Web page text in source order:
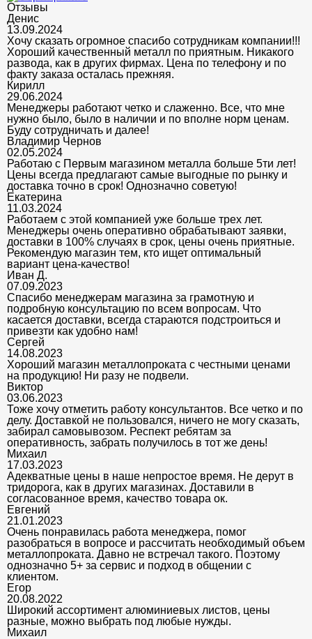
Отзывы
Денис
13.09.2024
Хочу сказать огромное спасибо сотрудникам компании!!!
Хороший качественный металл по приятным. Никакого
развода, как в других фирмах. Цена по телефону и по
факту заказа осталась прежняя.
Кирилл
29.06.2024
Менеджеры работают четко и слаженно. Все, что мне
нужно было, было в наличии и по вполне норм ценам.
Буду сотрудничать и далее!
Владимир Чернов
02.05.2024
Работаю с Первым магазином металла больше 5ти лет!
Цены всегда предлагают самые выгодные по рынку и
доставка точно в срок! Однозначно советую!
Екатерина
11.03.2024
Работаем с этой компанией уже больше трех лет.
Менеджеры очень оперативно обрабатывают заявки,
доставки в 100% случаях в срок, цены очень приятные.
Рекомендую магазин тем, кто ищет оптимальный
вариант цена-качество!
Иван Д.
07.09.2023
Спасибо менеджерам магазина за грамотную и
подробную консультацию по всем вопросам. Что
касается доставки, всегда стараются подстроиться и
привезти как удобно нам!
Сергей
14.08.2023
Хороший магазин металлопроката с честными ценами
на продукцию! Ни разу не подвели.
Виктор
03.06.2023
Тоже хочу отметить работу консультантов. Все четко и по
делу. Доставкой не пользовался, ничего не могу сказать,
забирал самовывозом. Респект ребятам за
оперативность, забрать получилось в тот же день!
Михаил
17.03.2023
Адекватные цены в наше непростое время. Не дерут в
тридорога, как в других магазинах. Доставили в
согласованное время, качество товара ок.
Евгений
21.01.2023
Очень понравилась работа менеджера, помог
разобраться в вопросе и рассчитать необходимый объем
металлопроката. Давно не встречал такого. Поэтому
однозначно 5+ за сервис и подход в общении с
клиентом.
Егор
20.08.2022
Широкий ассортимент алюминиевых листов, цены
разные, можно выбрать под любые нужды.
Михаил